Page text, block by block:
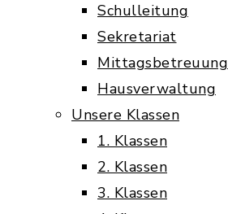
Schulleitung
Sekretariat
Mittagsbetreuung
Hausverwaltung
Unsere Klassen
1. Klassen
2. Klassen
3. Klassen